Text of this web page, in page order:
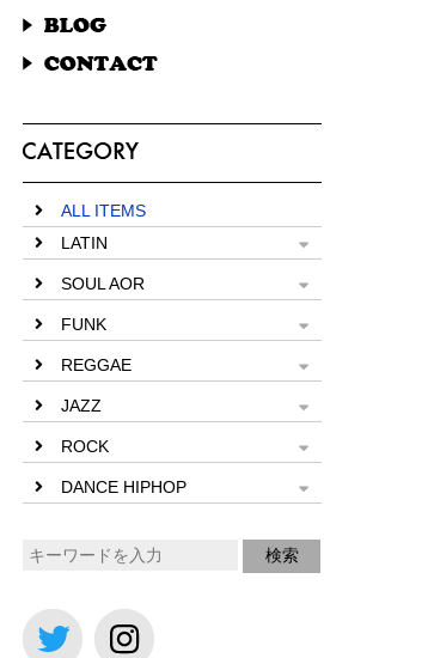
ALL ITEMS
LATIN
SOUL AOR
FUNK
REGGAE
JAZZ
ROCK
DANCE HIPHOP